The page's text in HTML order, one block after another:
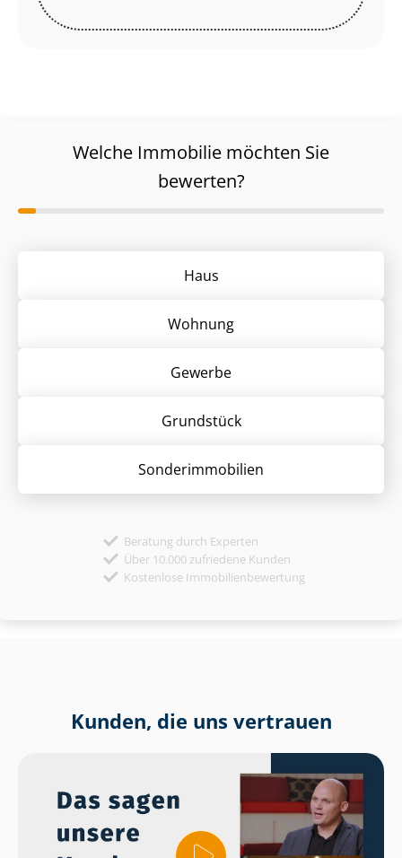
Welche Immobilie möchten Sie
bewerten?
Haus
Wohnung
Gewerbe
Grund­stück
Sonder­immobilien
Beratung durch Experten
Über 10.000 zufriedene Kunden
Kostenlose Immobilienbewertung
Kunden, die uns vertrauen